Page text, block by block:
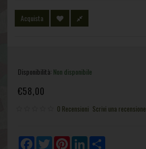
Acquista
Disponibilità: Non disponibile
€58,00
0 Recensioni Scrivi una recensione
FacebookTwitterPinterestLinkedIn